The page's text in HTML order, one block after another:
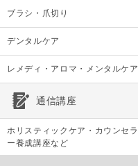
ブラシ・爪切り
デンタルケア
レメディ・アロマ・メンタルケア
通信講座
ホリスティックケア・カウンセラ
ー養成講座など